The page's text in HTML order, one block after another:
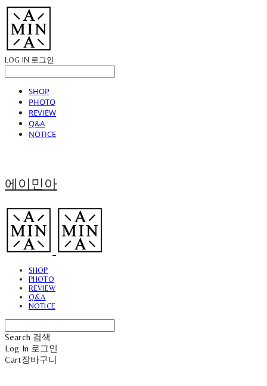
LOG IN 로그인
SHOP
PHOTO
REVIEW
Q&A
NOTICE
에이민아
SHOP
PHOTO
REVIEW
Q&A
NOTICE
Search 검색
Log In 로그인
Cart장바구니